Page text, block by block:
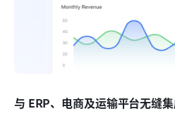
与 ERP、电商及运输平台无缝